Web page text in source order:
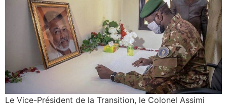
Le Vice-Président de la Transition, le Colonel Assimi